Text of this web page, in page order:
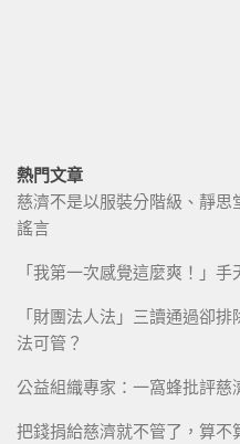
熱門文章
慈濟不是以服裝分階級、靜
謠言
「我第一次感覺這麼爽！」
「財團法人法」三讀通過卻
法可管？
公益組織專家：一窩蜂批評慈
把錢捐給慈濟就不管了，算不